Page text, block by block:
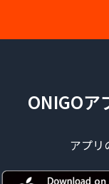
ONIGOア
アプリ